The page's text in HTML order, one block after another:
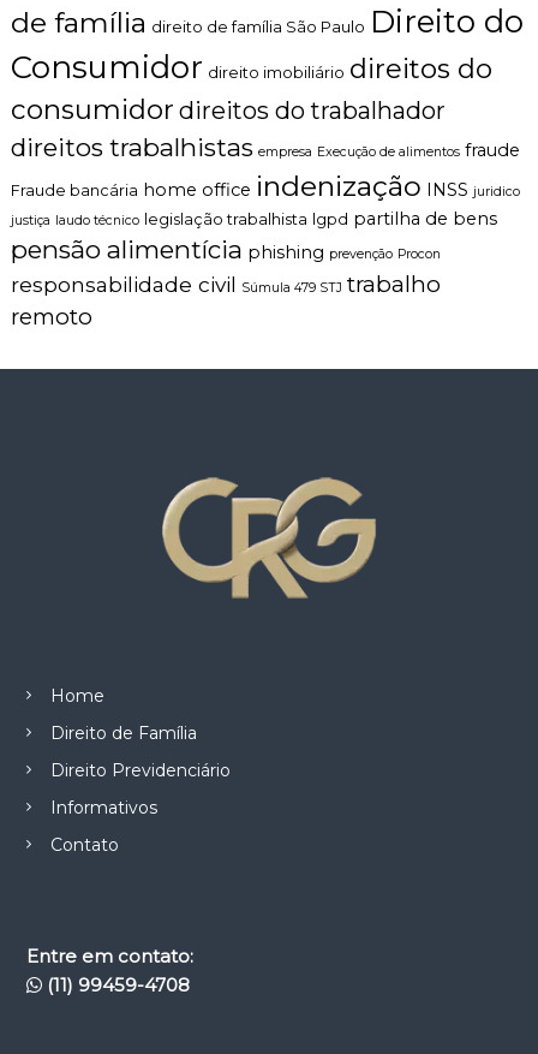
de família direito de família São Paulo Direito do
Consumidor direito imobiliário direitos do
consumidor direitos do trabalhador
direitos trabalhistas empresa Execução de alimentos fraude
Fraude bancária home office indenização INSS juridico
justiça laudo técnico legislação trabalhista lgpd partilha de bens
pensão alimentícia phishing prevenção Procon
responsabilidade civil Súmula 479 STJ trabalho
remoto
Home
Direito de Família
Direito Previdenciário
Informativos
Contato
Entre em contato:
(11) 99459-4708